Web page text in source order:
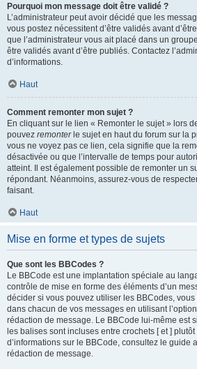
Pourquoi mon message doit être validé ?
L’administrateur peut avoir décidé que les
vous postez nécessitent d’être validés avant
que l’administrateur vous ait placé dans un
être validés avant d’être publiés. Contactez
d’informations.
Haut
Comment remonter mon sujet ?
En cliquant sur le lien « Remonter le sujet » lors
pouvez remonterle sujet en haut du forum sur la
vous ne voyez pas ce lien, cela signifie que la
désactivée ou que l’intervalle de temps pour
atteint. Il est également possible de remonter un
répondant. Néanmoins, assurez-vous de
faisant.
Haut
Mise en forme et types de sujets
Que sont les BBCodes ?
Le BBCode est une implantation spéciale au
contrôle de mise en forme des éléments d’un
décider si vous pouvez utiliser les BBCodes,
dans chacun de vos messages en utilisant
rédaction de message. Le BBCode lui-même est
les balises sont incluses entre crochets [ et ]
d’informations sur le BBCode, consultez le guide
rédaction de message.